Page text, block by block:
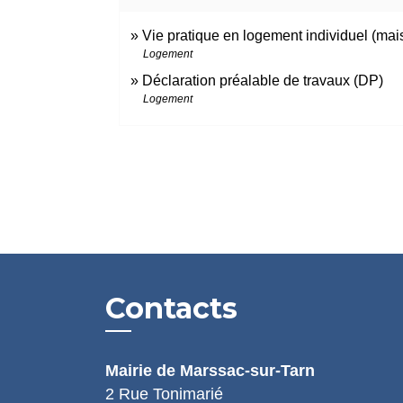
Vie pratique en logement individuel
Logement
Déclaration préalable de travaux (DP)
Logement
Contacts
Mairie de Marssac-sur-Tarn
2 Rue Tonimarié